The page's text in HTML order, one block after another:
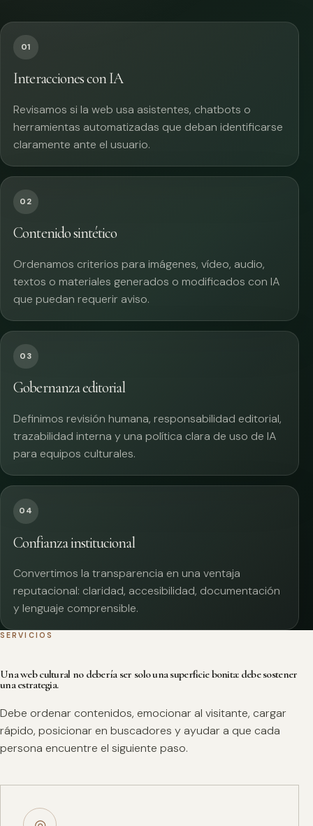
01
Interacciones con IA
Revisamos si la web usa asistentes, chatbots o
herramientas automatizadas que deban identificarse
claramente ante el usuario.
02
Contenido sintético
Ordenamos criterios para imágenes, vídeo, audio,
textos o materiales generados o modificados con IA
que puedan requerir aviso.
03
Gobernanza editorial
Definimos revisión humana, responsabilidad editorial,
trazabilidad interna y una política clara de uso de IA
para equipos culturales.
04
Confianza institucional
Convertimos la transparencia en una ventaja
reputacional: claridad, accesibilidad, documentación
y lenguaje comprensible.
SERVICIOS
Una web cultural no debería ser solo una superficie bonita: debe sostener
una estrategia.
Debe ordenar contenidos, emocionar al visitante, cargar
rápido, posicionar en buscadores y ayudar a que cada
persona encuentre el siguiente paso.